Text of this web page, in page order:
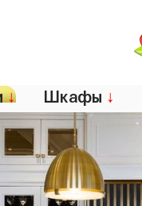
↓ Шкафы ↓